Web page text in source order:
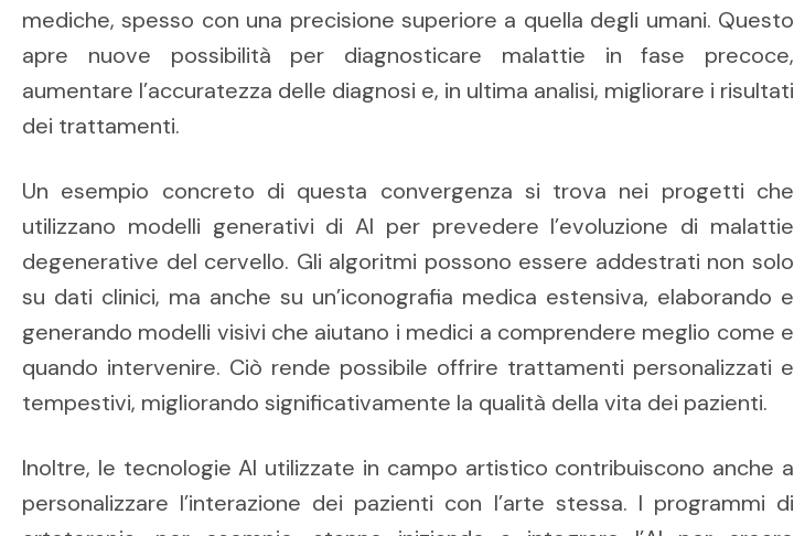
mediche, spesso con una precisione superiore a quella degli umani. Questo
apre nuove possibilità per diagnosticare malattie in fase precoce,
aumentare l’accuratezza delle diagnosi e, in ultima analisi, migliorare i risultati
dei trattamenti.
Un esempio concreto di questa convergenza si trova nei progetti che
utilizzano modelli generativi di AI per prevedere l’evoluzione di malattie
degenerative del cervello. Gli algoritmi possono essere addestrati non solo
su dati clinici, ma anche su un’iconografia medica estensiva, elaborando e
generando modelli visivi che aiutano i medici a comprendere meglio come e
quando intervenire. Ciò rende possibile offrire trattamenti personalizzati e
tempestivi, migliorando significativamente la qualità della vita dei pazienti.
Inoltre, le tecnologie AI utilizzate in campo artistico contribuiscono anche a
personalizzare l’interazione dei pazienti con l’arte stessa. I programmi di